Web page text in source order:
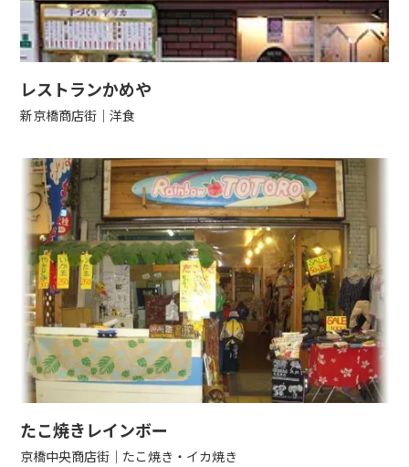
レストランかめや
新京橋商店街 洋食
たこ焼きレインボー
京橋中央商店街 たこ焼き・イカ焼き